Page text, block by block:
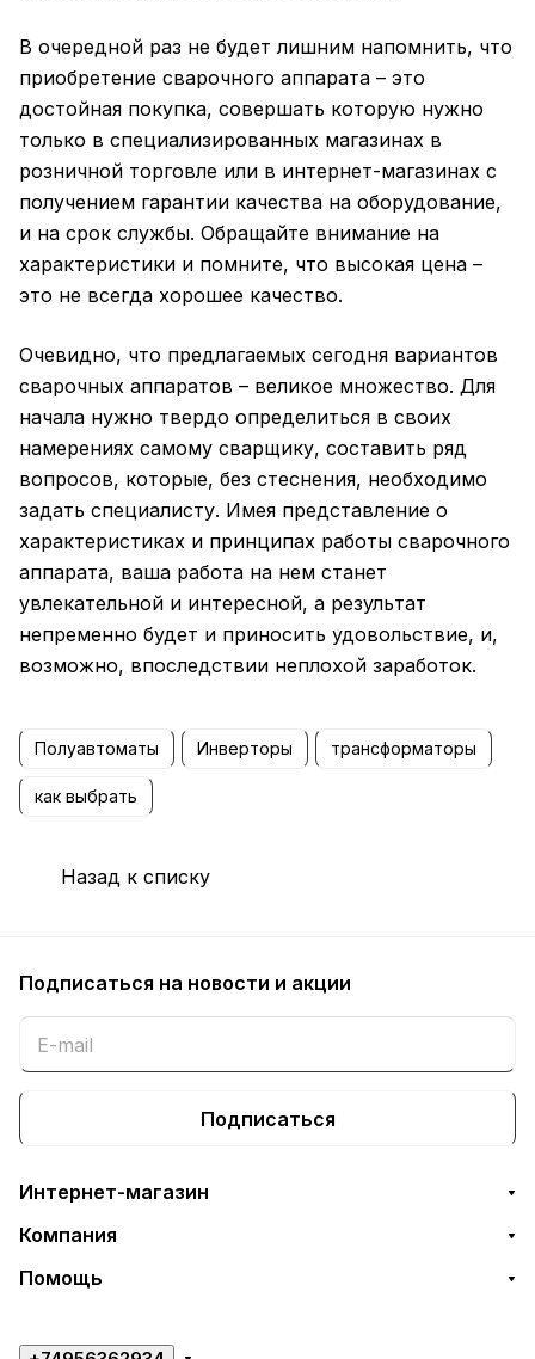
В очередной раз не будет лишним напомнить, что
приобретение сварочного аппарата – это
достойная покупка, совершать которую нужно
только в специализированных магазинах в
розничной торговле или в интернет-магазинах с
получением гарантии качества на оборудование,
и на срок службы. Обращайте внимание на
характеристики и помните, что высокая цена –
это не всегда хорошее качество.
Очевидно, что предлагаемых сегодня вариантов
сварочных аппаратов – великое множество. Для
начала нужно твердо определиться в своих
намерениях самому сварщику, составить ряд
вопросов, которые, без стеснения, необходимо
задать специалисту. Имея представление о
характеристиках и принципах работы сварочного
аппарата, ваша работа на нем станет
увлекательной и интересной, а результат
непременно будет и приносить удовольствие, и,
возможно, впоследствии неплохой заработок.
Полуавтоматы Инверторы трансформаторы
как выбрать
Назад к списку
Подписаться на новости и акции
Подписаться
Интернет-магазин
Компания
Помощь